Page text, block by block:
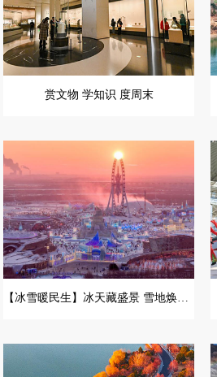
赏文物 学知识 度周末
【冰雪暖民生】冰天藏盛景 雪地焕生机